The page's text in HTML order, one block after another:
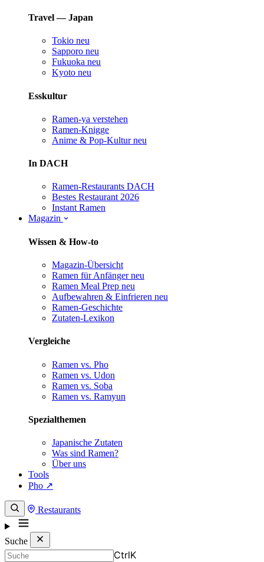
Travel — Japan
Tokio neu
Sapporo neu
Fukuoka neu
Kyoto neu
Esskultur
Ramen-ya verstehen
Ramen-Knigge
Anime & Pop-Kultur neu
In DACH
Ramen-Restaurants DACH
Bestes Restaurant 2026
Instant Ramen
Magazin
Wissen & How-to
Magazin-Übersicht
Ramen für Anfänger neu
Ramen Meal Prep neu
Aufbewahren & Einfrieren neu
Ramen-Geschichte
Zutaten-Lexikon
Vergleiche
Ramen vs. Pho
Ramen vs. Udon
Ramen vs. Soba
Ramen vs. Ramyun
Spezialthemen
Japanische Zutaten
Was sind Ramen?
Über uns
Tools
Pho ↗
Restaurants
Suche
CtrlK